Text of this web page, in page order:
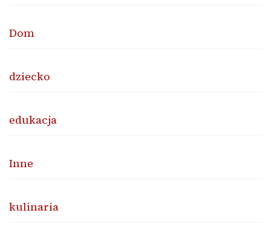
Dom
dziecko
edukacja
Inne
kulinaria